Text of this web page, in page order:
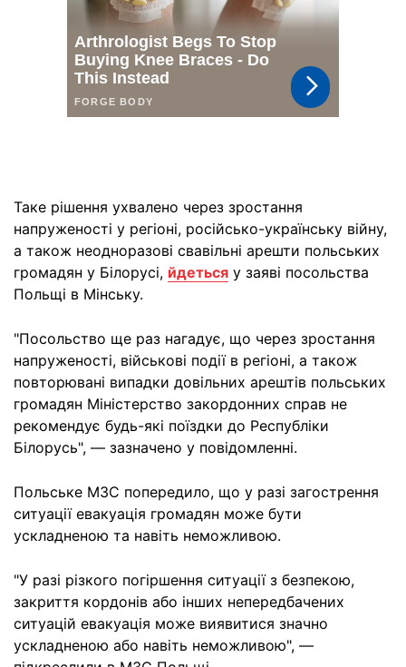
Таке рішення ухвалено через зростання
напруженості у регіоні, російсько-українську війну,
а також неодноразові свавільні арешти польських
громадян у Білорусі, йдеться у заяві посольства
Польщі в Мінську.
"Посольство ще раз нагадує, що через зростання
напруженості, військові події в регіоні, а також
повторювані випадки довільних арештів польських
громадян Міністерство закордонних справ не
рекомендує будь-які поїздки до Республіки
Білорусь", — зазначено у повідомленні.
Польське МЗС попередило, що у разі загострення
ситуації евакуація громадян може бути
ускладненою та навіть неможливою.
"У разі різкого погіршення ситуації з безпекою,
закриття кордонів або інших непередбачених
ситуацій евакуація може виявитися значно
ускладненою або навіть неможливою", —